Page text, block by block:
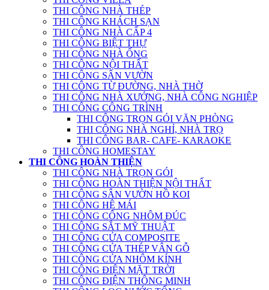
THI CÔNG NHÀ THÉP
THI CÔNG KHÁCH SẠN
THI CÔNG NHÀ CẤP 4
THI CÔNG BIỆT THỰ
THI CÔNG NHÀ ỐNG
THI CÔNG NỘI THẤT
THI CÔNG SÂN VƯỜN
THI CÔNG TỪ ĐƯỜNG, NHÀ THỜ
THI CÔNG NHÀ XƯỞNG, NHÀ CÔNG NGHIỆP
THI CÔNG CÔNG TRÌNH
THI CÔNG TRỌN GÓI VĂN PHÒNG
THI CÔNG NHÀ NGHỈ, NHÀ TRỌ
THI CÔNG BAR- CAFE- KARAOKE
THI CÔNG HOMESTAY
THI CÔNG HOÀN THIỆN
THI CÔNG NHÀ TRỌN GÓI
THI CÔNG HOÀN THIỆN NỘI THẤT
THI CÔNG SÂN VƯỜN HỒ KOI
THI CÔNG HỆ MÁI
THI CÔNG CỔNG NHÔM ĐÚC
THI CÔNG SẮT MỸ THUẬT
THI CÔNG CỬA COMPOSITE
THI CÔNG CỬA THÉP VÂN GỖ
THI CÔNG CỬA NHÔM KÍNH
THI CÔNG ĐIỆN MẶT TRỜI
THI CÔNG ĐIỆN THÔNG MINH